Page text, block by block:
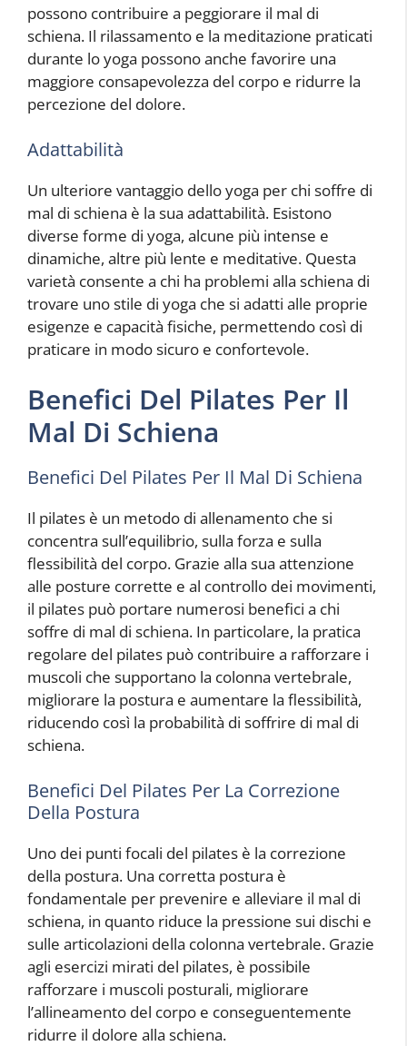
possono contribuire a peggiorare il mal di
schiena. Il rilassamento e la meditazione praticati
durante lo yoga possono anche favorire una
maggiore consapevolezza del corpo e ridurre la
percezione del dolore.
Adattabilità
Un ulteriore vantaggio dello yoga per chi soffre di
mal di schiena è la sua adattabilità. Esistono
diverse forme di yoga, alcune più intense e
dinamiche, altre più lente e meditative. Questa
varietà consente a chi ha problemi alla schiena di
trovare uno stile di yoga che si adatti alle proprie
esigenze e capacità fisiche, permettendo così di
praticare in modo sicuro e confortevole.
Benefici Del Pilates Per Il
Mal Di Schiena
Benefici Del Pilates Per Il Mal Di Schiena
Il pilates è un metodo di allenamento che si
concentra sull’equilibrio, sulla forza e sulla
flessibilità del corpo. Grazie alla sua attenzione
alle posture corrette e al controllo dei movimenti,
il pilates può portare numerosi benefici a chi
soffre di mal di schiena. In particolare, la pratica
regolare del pilates può contribuire a rafforzare i
muscoli che supportano la colonna vertebrale,
migliorare la postura e aumentare la flessibilità,
riducendo così la probabilità di soffrire di mal di
schiena.
Benefici Del Pilates Per La Correzione
Della Postura
Uno dei punti focali del pilates è la correzione
della postura. Una corretta postura è
fondamentale per prevenire e alleviare il mal di
schiena, in quanto riduce la pressione sui dischi e
sulle articolazioni della colonna vertebrale. Grazie
agli esercizi mirati del pilates, è possibile
rafforzare i muscoli posturali, migliorare
l’allineamento del corpo e conseguentemente
ridurre il dolore alla schiena.